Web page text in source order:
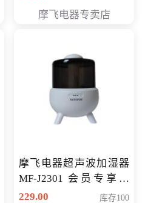
摩飞电器专卖店
摩飞电器超声波加湿器
MF-J2301 会员专享价
168元
229.00 库存100